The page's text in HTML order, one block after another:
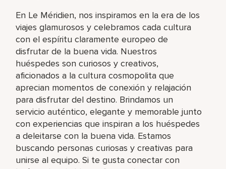
En Le Méridien, nos inspiramos en la era de los
viajes glamurosos y celebramos cada cultura
con el espíritu claramente europeo de
disfrutar de la buena vida. Nuestros
huéspedes son curiosos y creativos,
aficionados a la cultura cosmopolita que
aprecian momentos de conexión y relajación
para disfrutar del destino. Brindamos un
servicio auténtico, elegante y memorable junto
con experiencias que inspiran a los huéspedes
a deleitarse con la buena vida. Estamos
buscando personas curiosas y creativas para
unirse al equipo. Si te gusta conectar con